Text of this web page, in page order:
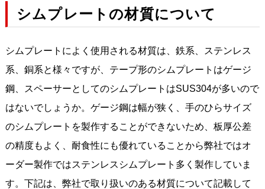
シムプレートの材質について
シムプレートによく使用される材質は、鉄系、ステンレス
系、銅系と様々ですが、テープ形のシムプレートはゲージ
鋼、スペーサーとしてのシムプレートはSUS304が多いので
はないでしょうか。ゲージ鋼は幅が狭く、手のひらサイズ
のシムプレートを製作することができないため、板厚公差
の精度もよく、耐食性にも優れていることから弊社ではオ
ーダー製作ではステンレスシムプレート多く製作していま
す。下記は、弊社で取り扱いのある材質について記載して